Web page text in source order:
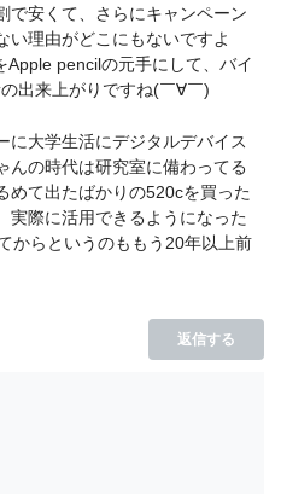
で安くて、さらにキャンペーン
い理由がどこにもないですよ
pencilの元手にして、バイ
出来上がりですね(￣∀￣)
に大学生活にデジタルデバイス
んの時代は研究室に備わってる
めて出たばかりの520cを買った
実際に活用できるようになった
からというのももう20年以上前
返信する